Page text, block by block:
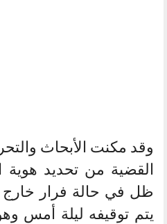
وقد مكنت الأبحاث
القضية من تحديد هوية
ظل في حالة فرار خارج
يتم توقيفه ليلة أمس